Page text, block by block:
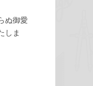
ぬ御愛
しま